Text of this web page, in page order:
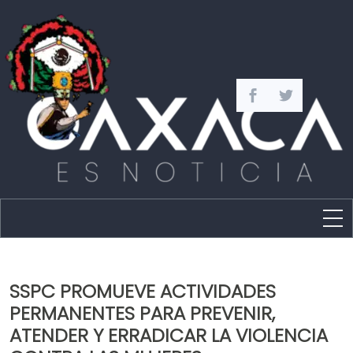
Capital
Policíaca
SSPC PROMUEVE ACTIVIDADES
PERMANENTES PARA PREVENIR,
ATENDER Y ERRADICAR LA VIOLENCIA